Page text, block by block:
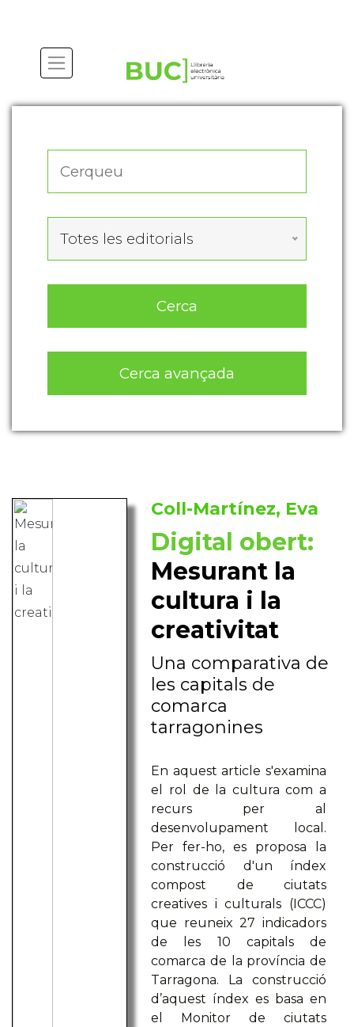
Totes les editorials
Cerca
Cerca avançada
Coll-Martínez, Eva
Digital obert:
Mesurant la
cultura i la
creativitat
Una comparativa de
les capitals de
comarca
tarragonines
En aquest article s'examina
el rol de la cultura com a
recurs per al
desenvolupament local.
Per fer-ho, es proposa la
construcció d'un índex
compost de ciutats
creatives i culturals (ICCC)
que reuneix 27 indicadors
de les 10 capitals de
comarca de la província de
Tarragona. La construcció
d’aquest índex es basa en
el Monitor de ciutats